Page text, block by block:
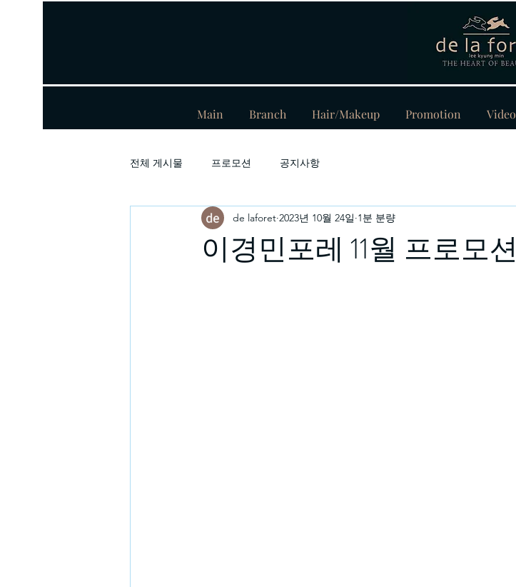
Main Branch Hair/Makeup Promotion Video
전체 게시물 프로모션 공지사항
이경민포레 11월 프로모션
de laforet 2023년 10월 24일 1분 분량